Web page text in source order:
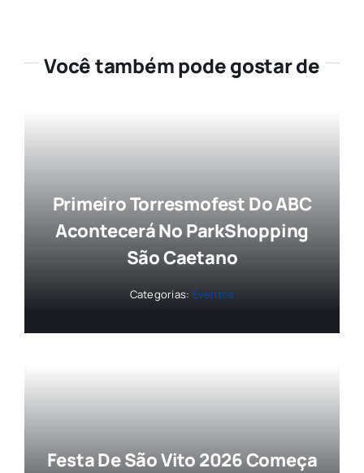
Você também pode gostar de
Primeiro Torresmofest Do ABC
Acontecerá No ParkShopping
São Caetano
Categorias: Eventos
Festa De São Vito 2026 Começa